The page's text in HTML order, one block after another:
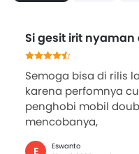
Si gesit irit
Semoga bisa di rilis
karena perfomnya
penghobi mobil
mencobanya,
E
Eswanto